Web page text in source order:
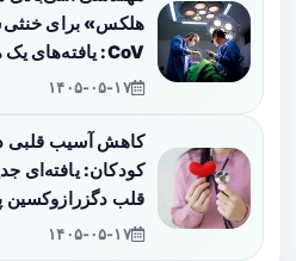
CoV: یافته‌های یک مطالعه پیش‌بالینی
۱۴۰۵-۰۵-۱۷
کاهش آسیب قلبی
کودکان: یافته‌ای
قلب دگزرازوکسین پس از ۱۵ سال
۱۴۰۵-۰۵-۱۷